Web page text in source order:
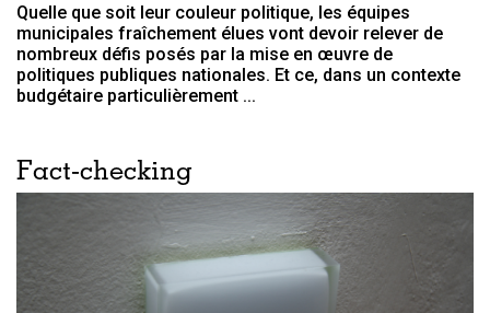
Quelle que soit leur couleur politique, les équipes
municipales fraîchement élues vont devoir relever de
nombreux défis posés par la mise en œuvre de
politiques publiques nationales. Et ce, dans un contexte
budgétaire particulièrement ...
Fact-checking